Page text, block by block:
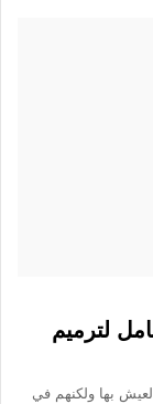
لترميم
بها ولكنهم في